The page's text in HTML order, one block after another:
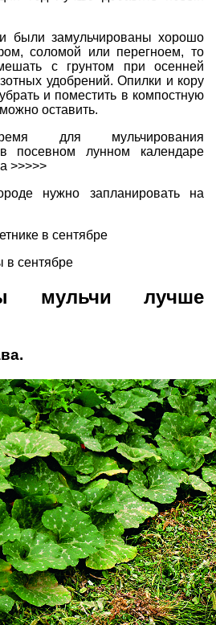
были замульчированы хорошо
соломой или перегноем, то
с грунтом при осенней
удобрений. Опилки и кору
и поместить в компостную
оставить.
для мульчирования
посевном лунном календаре
>>>>>
нужно запланировать на
в сентябре
в сентябре
мульчи лучше